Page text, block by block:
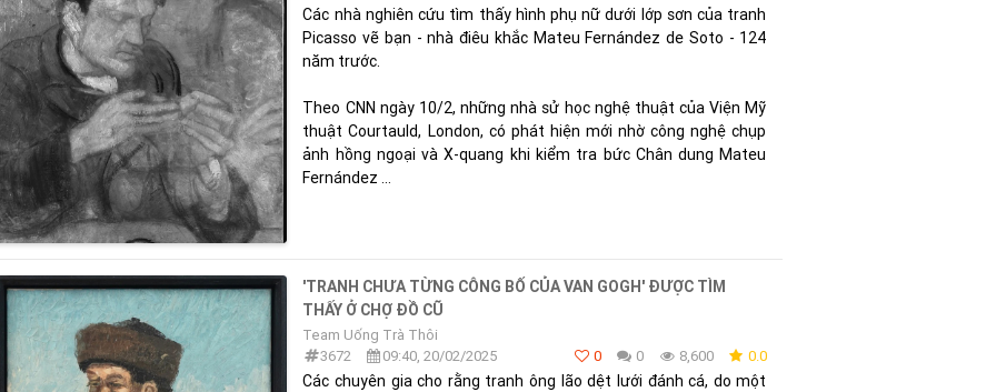
Các nhà nghiên cứu tìm thấy hình phụ nữ dưới lớp sơn của tranh
Picasso vẽ bạn - nhà điêu khắc Mateu Fernández de Soto - 124
năm trước.
Theo CNN ngày 10/2, những nhà sử học nghệ thuật của Viện Mỹ
thuật Courtauld, London, có phát hiện mới nhờ công nghệ chụp
ảnh hồng ngoại và X-quang khi kiểm tra bức Chân dung Mateu
Fernández ...
'TRANH CHƯA TỪNG CÔNG BỐ CỦA VAN GOGH' ĐƯỢC TÌM
THẤY Ở CHỢ ĐỒ CŨ
Team Uống Trà Thôi
3672
09:40, 20/02/2025 0 0 8,600 0.0
Các chuyên gia cho rằng tranh ông lão dệt lưới đánh cá, do một